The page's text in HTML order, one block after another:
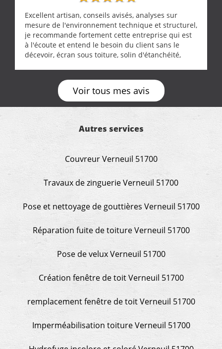
Excellent artisan, conseils avisés, analyses sur
mesure de l'environnement technique et structurel,
je recommande fortement cette entreprise qui est
à l'écoute et entend le besoin du client sans le
décevoir, écran sous toiture, solin d'étanchéité,
œuvre sans besoin d'y revenir. confiance assurée.
Voir tous mes avis
Autres services
Couvreur Verneuil 51700
Travaux de zinguerie Verneuil 51700
Pose et nettoyage de gouttières Verneuil 51700
Réparation fuite de toiture Verneuil 51700
Pose de velux Verneuil 51700
Création fenêtre de toit Verneuil 51700
remplacement fenêtre de toit Verneuil 51700
Imperméabilisation toiture Verneuil 51700